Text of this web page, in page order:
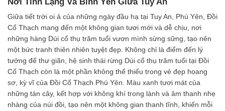
Giữa tiết trời oi ả của những ngày đầu hạ tại Tuy An, Phú Yên, Đồi
Cổ Thạch mang đến một không gian tươi mới và dễ chịu, nơi
những hàng Dúi cổ thụ trăm tuổi vươn mình sừng sững, tạo nên
một bức tranh thiên nhiên tuyệt đẹp. Không chỉ là điểm đến lý
tưởng để thư giãn, hệ sinh thái rừng Dúi cổ thụ trăm tuổi tại Đồi
Cổ Thạch còn là một phần không thể thiếu trong vẻ đẹp hoang
sơ, kỳ vĩ của Đồi Cổ Thạch Phú Yên. Màu xanh tươi mát của
những tán cây, kết hợp với không khí trong lành và âm thanh nhẹ
nhàng của núi đồi, tạo nên một không gian thanh tĩnh, khiến mỗi